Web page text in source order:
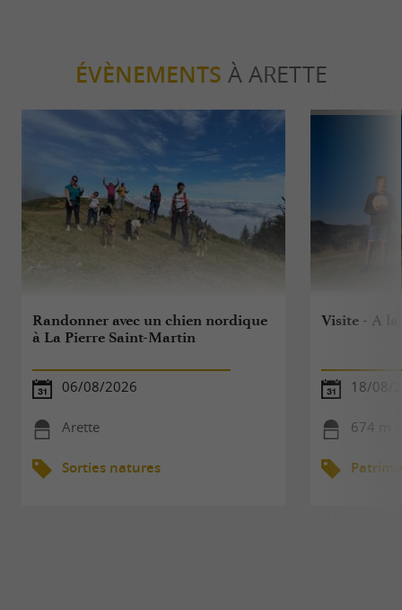
ÉVÈNEMENTS À ARETTE
Randonner avec un chien nordique
à La Pierre Saint-Martin
06/08/2026
Arette
Sorties natures
Visite - A
18/08/
674 m